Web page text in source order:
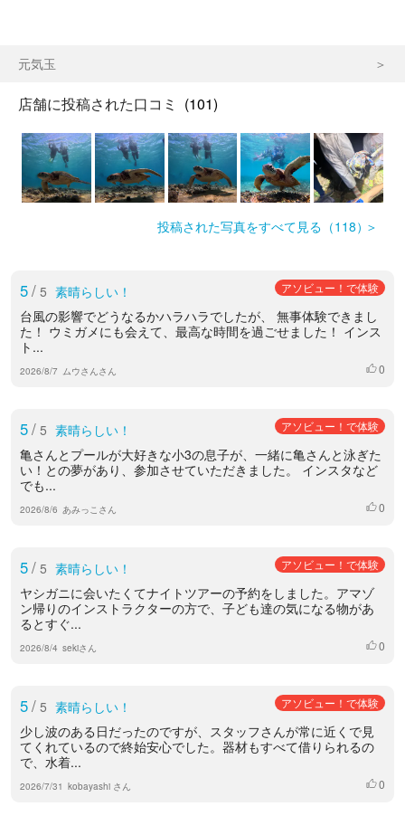
元気玉
店舗に投稿された口コミ (101)
投稿された写真をすべて見る（118）
5/ 5 素晴らしい！ アソビュー！で体験
台風の影響でどうなるかハラハラでしたが、 無事体験できまし
た！ ウミガメにも会えて、最高な時間を過ごせました！ インス
ト...
2026/8/7 ムウさんさん いいね
0
5/ 5 素晴らしい！ アソビュー！で体験
亀さんとプールが大好きな小3の息子が、一緒に亀さんと泳ぎた
い！との夢があり、参加させていただきました。 インスタなど
でも...
2026/8/6 あみっこさん いいね
0
5/ 5 素晴らしい！ アソビュー！で体験
ヤシガニに会いたくてナイトツアーの予約をしました。アマゾ
ン帰りのインストラクターの方で、子ども達の気になる物があ
るとすぐ...
2026/8/4 sekiさん いいね
0
5/ 5 素晴らしい！ アソビュー！で体験
少し波のある日だったのですが、スタッフさんが常に近くで見
てくれているので終始安心でした。器材もすべて借りられるの
で、水着...
2026/7/31 kobayashi さん いいね
0